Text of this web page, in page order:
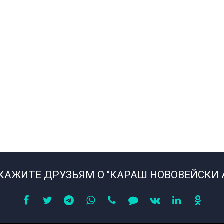
ДРУЗЬЯМ О "КАРАШ НОВОВЕЙСКИ